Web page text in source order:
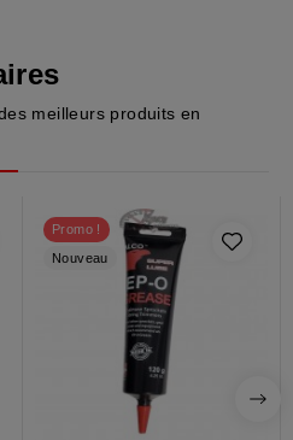
meilleurs produits en
Promo !
Nouveau